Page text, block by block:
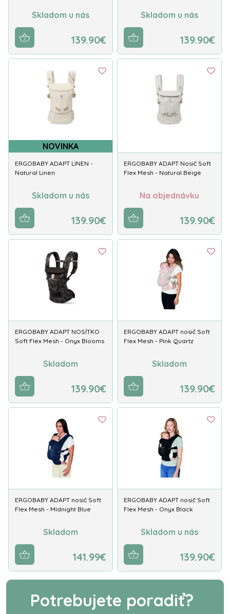
Skladom u nás
139.90€
Skladom u nás
139.90€
NOVINKA
ERGOBABY ADAPT LINEN -
Natural Linen
Skladom u nás
139.90€
ERGOBABY ADAPT Nosič Soft
Flex Mesh - Natural Beige
Na objednávku
139.90€
ERGOBABY ADAPT NOSÍTKO
Soft Flex Mesh - Onyx Blooms
Skladom
139.90€
ERGOBABY ADAPT nosič Soft
Flex Mesh - Pink Quartz
Skladom
139.90€
ERGOBABY ADAPT nosič Soft
Flex Mesh - Midnight Blue
Skladom
141.99€
ERGOBABY ADAPT nosič Soft
Flex Mesh - Onyx Black
Skladom u nás
139.90€
Potrebujete poradiť?